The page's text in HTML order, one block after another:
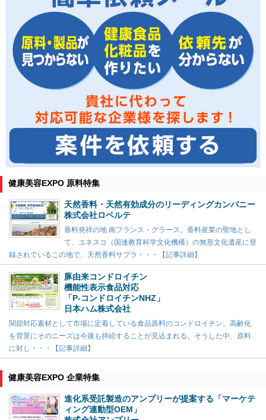
健康美容EXPO 原料特集
天然香料・天然有効成分のリーディングカンパニー
株式会社ロベルテ
香料発祥の地 南フランス・グラース。香料産業の聖地とし
て、ユネスコ（国連教育科学文化機構）の無形文化遺産に登
録されているこの地で、天然香料サプラ・・・【記事詳細】
豚由来コンドロイチン
機能性表示食品対応
「P-コンドロイチンNHZ」
日本ハム株式会社
関節対応素材として市場に定着している食品原料のコンドロイチン。高齢化
を背景にそのニーズは今後も持続することが見込まれる。そうした中、原料
に対し・・・【記事詳細】
健康美容EXPO 企業特集
進化系受託製造のアンプリーが提案する「マーケテ
ィング連動型OEM」